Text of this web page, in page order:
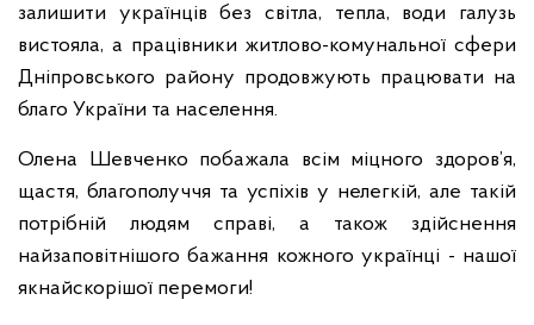
залишити українців без світла, тепла, води галузь
вистояла, а працівники житлово-комунальної сфери
Дніпровського району продовжують працювати на
благо України та населення.
Олена Шевченко побажала всім міцного здоров’я,
щастя, благополуччя та успіхів у нелегкій, але такій
потрібній людям справі, а також здійснення
найзаповітнішого бажання кожного українці - нашої
якнайскорішої перемоги!